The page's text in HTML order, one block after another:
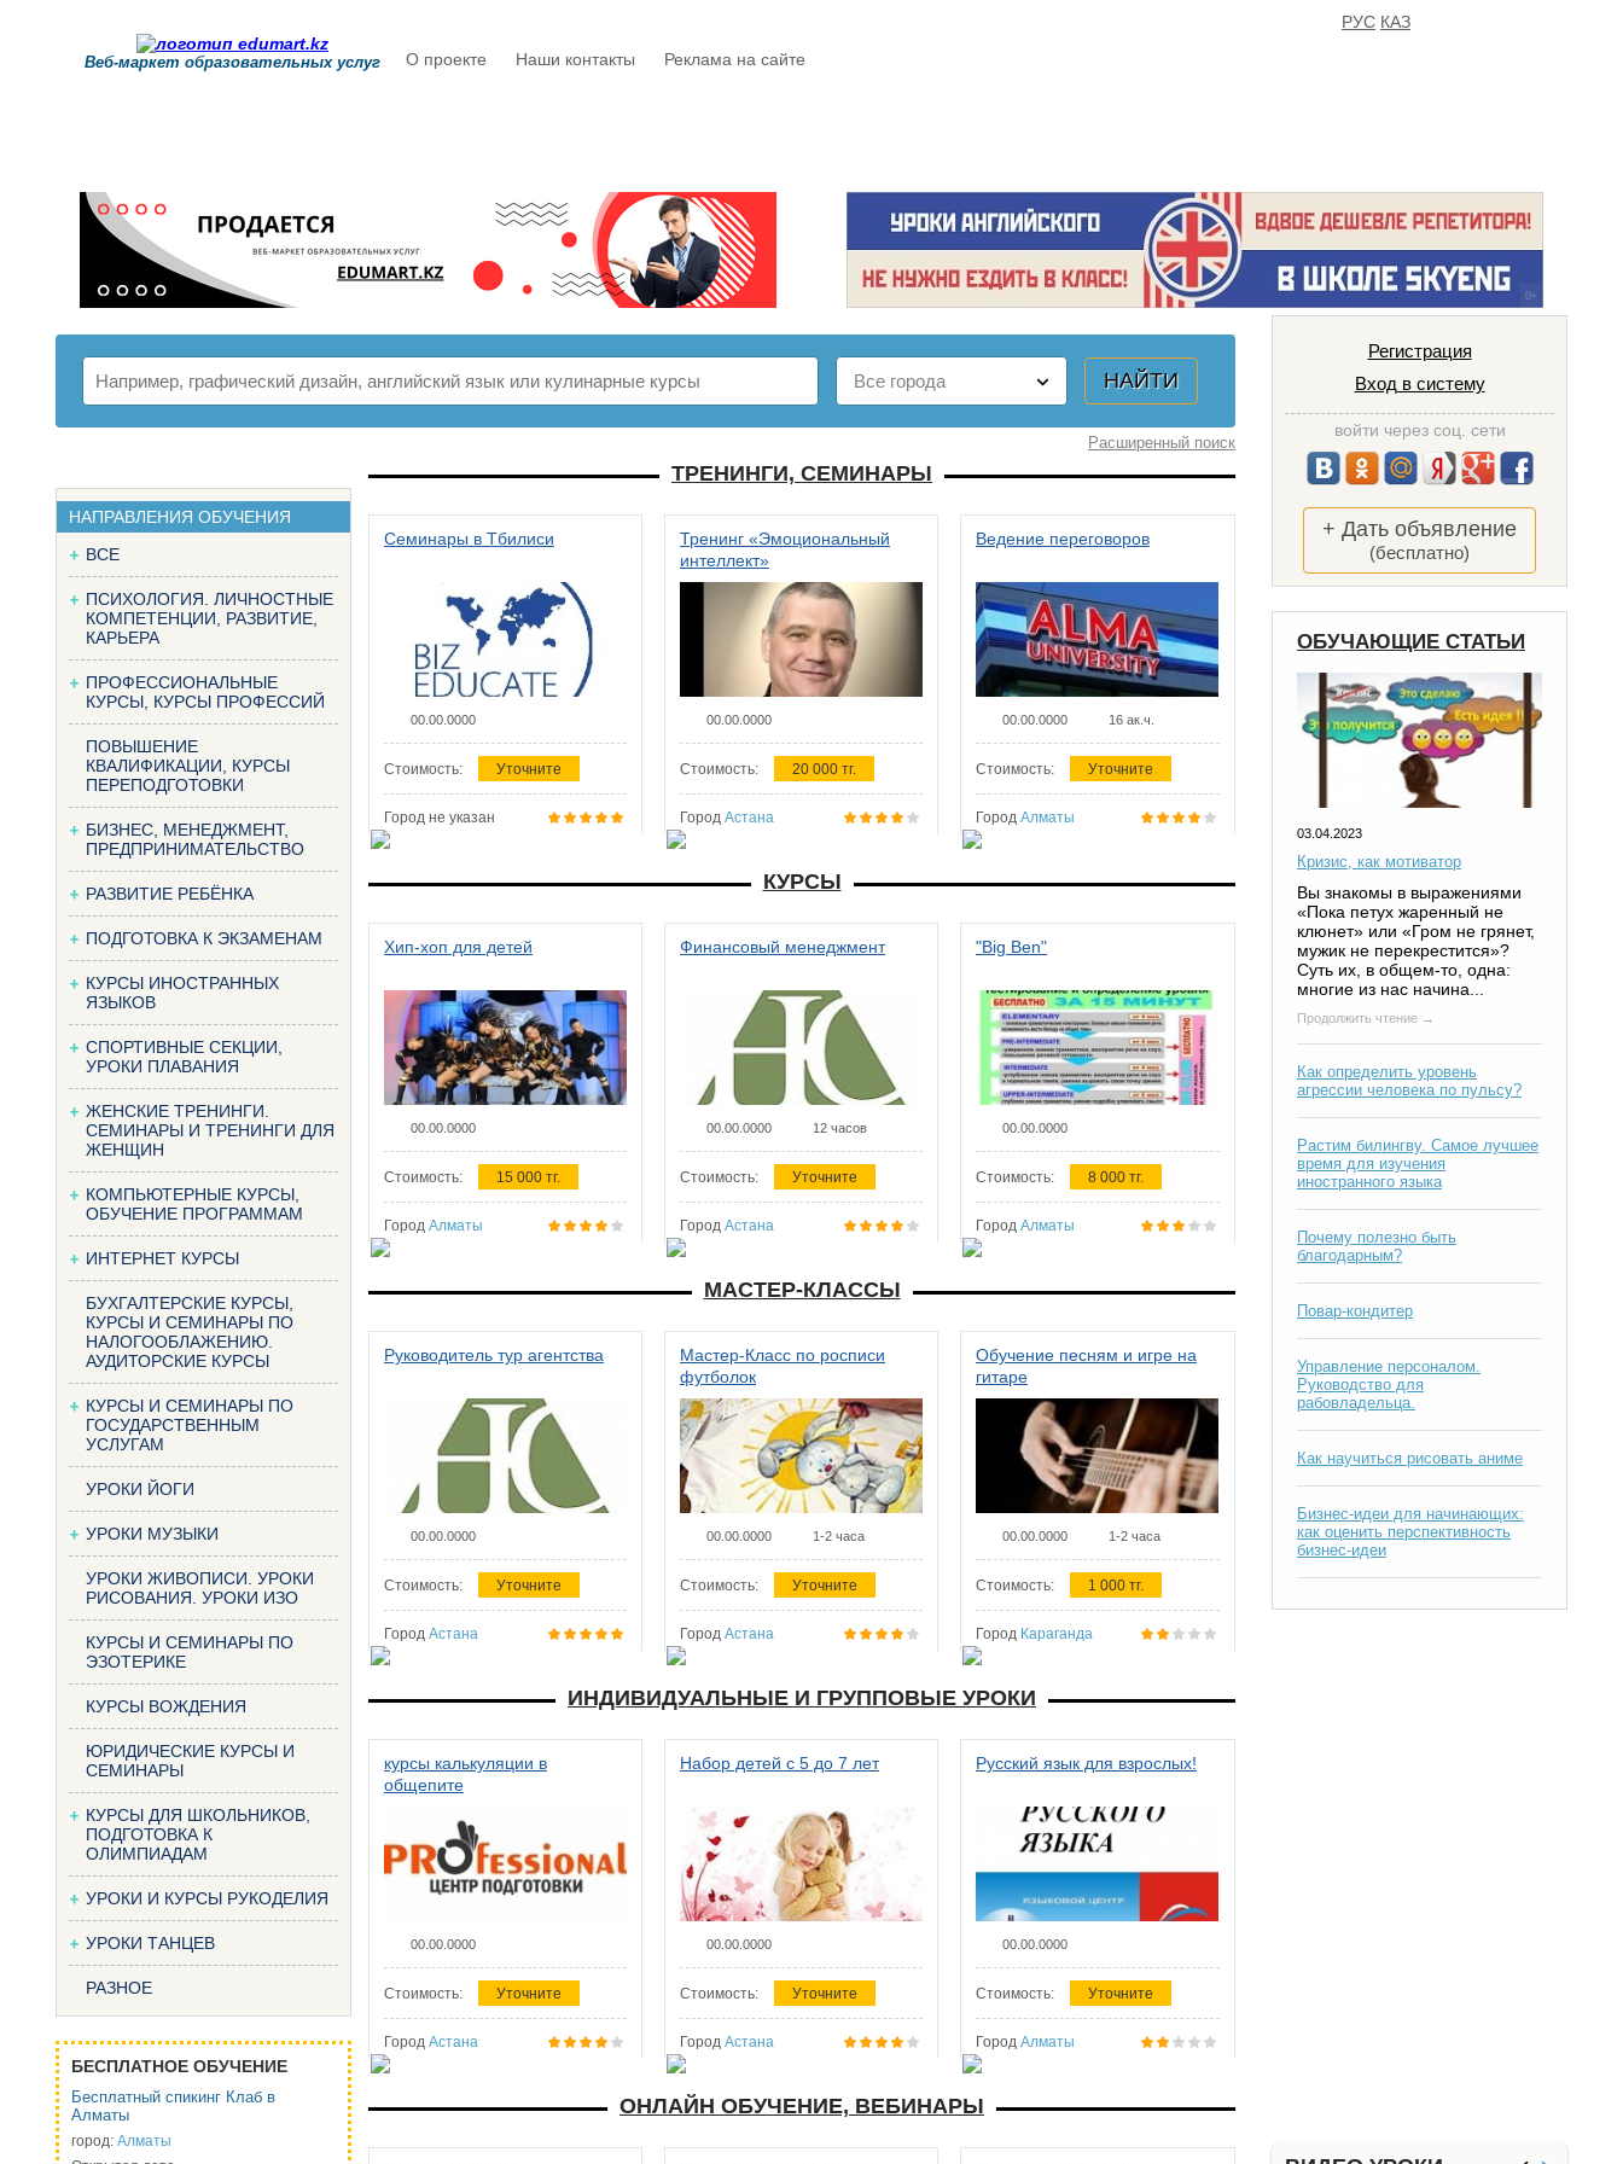
Веб-маркет образовательных услуг О проекте Наши контакты Реклама на сайте
РУС КАЗ
Расширенный поиск
НАПРАВЛЕНИЯ ОБУЧЕНИЯ
ВСЕ
ПСИХОЛОГИЯ. ЛИЧНОСТНЫЕ
КОМПЕТЕНЦИИ, РАЗВИТИЕ,
КАРЬЕРА
ПРОФЕССИОНАЛЬНЫЕ
КУРСЫ, КУРСЫ ПРОФЕССИЙ
ПОВЫШЕНИЕ
КВАЛИФИКАЦИИ, КУРСЫ
ПЕРЕПОДГОТОВКИ
БИЗНЕС, МЕНЕДЖМЕНТ,
ПРЕДПРИНИМАТЕЛЬСТВО
РАЗВИТИЕ РЕБЁНКА
ПОДГОТОВКА К ЭКЗАМЕНАМ
КУРСЫ ИНОСТРАННЫХ
ЯЗЫКОВ
СПОРТИВНЫЕ СЕКЦИИ,
УРОКИ ПЛАВАНИЯ
ЖЕНСКИЕ ТРЕНИНГИ.
СЕМИНАРЫ И ТРЕНИНГИ ДЛЯ
ЖЕНЩИН
КОМПЬЮТЕРНЫЕ КУРСЫ,
ОБУЧЕНИЕ ПРОГРАММАМ
ИНТЕРНЕТ КУРСЫ
БУХГАЛТЕРСКИЕ КУРСЫ,
КУРСЫ И СЕМИНАРЫ ПО
НАЛОГООБЛАЖЕНИЮ.
АУДИТОРСКИЕ КУРСЫ
КУРСЫ И СЕМИНАРЫ ПО
ГОСУДАРСТВЕННЫМ
УСЛУГАМ
УРОКИ ЙОГИ
УРОКИ МУЗЫКИ
УРОКИ ЖИВОПИСИ. УРОКИ
РИСОВАНИЯ. УРОКИ ИЗО
КУРСЫ И СЕМИНАРЫ ПО
ЭЗОТЕРИКЕ
КУРСЫ ВОЖДЕНИЯ
ЮРИДИЧЕСКИЕ КУРСЫ И
СЕМИНАРЫ
КУРСЫ ДЛЯ ШКОЛЬНИКОВ,
ПОДГОТОВКА К
ОЛИМПИАДАМ
УРОКИ И КУРСЫ РУКОДЕЛИЯ
УРОКИ ТАНЦЕВ
РАЗНОЕ
БЕСПЛАТНОЕ ОБУЧЕНИЕ
Бесплатный спикинг Клаб в
Алматы
город: Алматы
ТРЕНИНГИ, СЕМИНАРЫ
Семинары в Тбилиси
00.00.0000
Стоимость: Уточните
Город не указан
Тренинг «Эмоциональный
интеллект»
00.00.0000
Стоимость: 20 000 тг.
Город Астана
Ведение переговоров
00.00.0000 16 ак.ч.
Стоимость: Уточните
Город Алматы
КУРСЫ
Хип-хоп для детей
00.00.0000
Стоимость: 15 000 тг.
Город Алматы
Финансовый менеджмент
00.00.0000 12 часов
Стоимость: Уточните
Город Астана
"Big Ben"
00.00.0000
Стоимость: 8 000 тг.
Город Алматы
МАСТЕР-КЛАССЫ
Руководитель тур агентства
00.00.0000
Стоимость: Уточните
Город Астана
Мастер-Класс по росписи
футболок
00.00.0000 1-2 часа
Стоимость: Уточните
Город Астана
Обучение песням и игре на
гитаре
00.00.0000 1-2 часа
Стоимость: 1 000 тг.
Город Караганда
ИНДИВИДУАЛЬНЫЕ И ГРУППОВЫЕ УРОКИ
курсы калькуляции в
общепите
00.00.0000
Стоимость: Уточните
Город Астана
Набор детей с 5 до 7 лет
00.00.0000
Стоимость: Уточните
Город Астана
Русский язык для взрослых!
00.00.0000
Стоимость: Уточните
Город Алматы
ОНЛАЙН ОБУЧЕНИЕ, ВЕБИНАРЫ
Регистрация
Вход в систему
войти через соц. сети
+ Дать объявление
(бесплатно)
ОБУЧАЮЩИЕ СТАТЬИ
03.04.2023
Кризис, как мотиватор
Вы знакомы в выражениями
«Пока петух жаренный не
клюнет» или «Гром не грянет,
мужик не перекрестится»?
Суть их, в общем-то, одна:
многие из нас начина...
Продолжить чтение →
Как определить уровень
агрессии человека по пульсу?
Растим билингву. Самое лучшее
время для изучения
иностранного языка
Почему полезно быть
благодарным?
Повар-кондитер
Управление персоналом.
Руководство для
рабовладельца.
Как научиться рисовать аниме
Бизнес-идеи для начинающих:
как оценить перспективность
бизнес-идеи